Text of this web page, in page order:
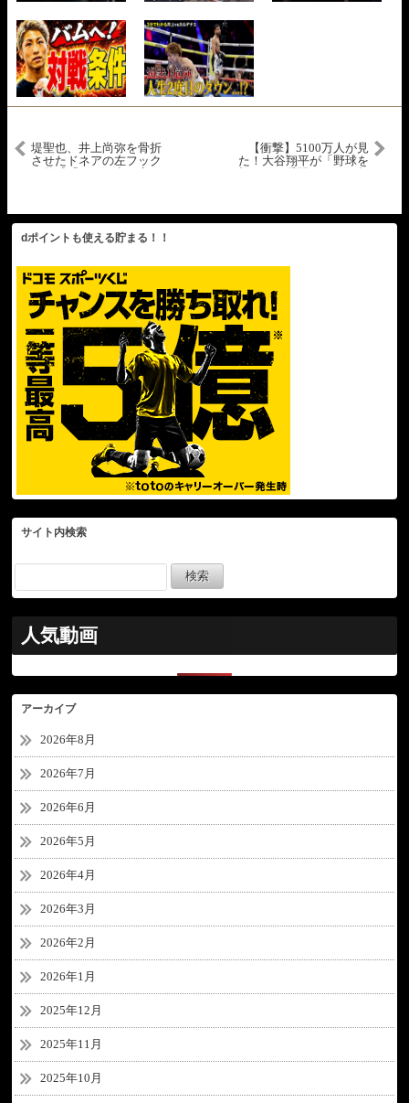
堤聖也、井上尚弥を骨折
させたドネアの左フック
者会見
【衝撃】5100万人が見
た！大谷翔平が「野球を
dポイントも使える貯まる！！
サイト内検索
人気動画
アーカイブ
2026年8月
2026年7月
2026年6月
2026年5月
2026年4月
2026年3月
2026年2月
2026年1月
2025年12月
2025年11月
2025年10月